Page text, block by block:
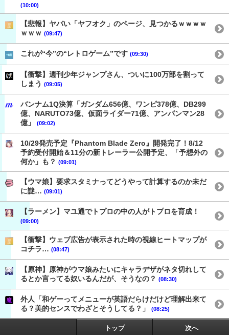
(10:00)
【悲報】ヤバい「ヤフオク」のページ、見つかるｗｗｗｗ
ｗｗｗ (09:47)
これが“今”の“レトロゲーム”です (09:30)
【衝撃】週刊少年ジャンプさん、ついに100万部を割って
しまう (09:05)
バンナム1Q決算「ガンダム656億、ワンピ378億、DB299
億、NARUTO73億、仮面ライダー71億、アンパンマン28
億」
(09:02)
10/29発売予定『Phantom Blade Zero』開発完了！8/12
予約受付開始＆11分の新トレーラー公開予定、「予想外の
何か」も？ (09:01)
【ウマ娘】要求スタミナってどうやって計算するのか未だ
に謎… (09:01)
【ラーメン】マユ通でトプロの中の人がトプロを育成！
(09:00)
【衝撃】ウェブ広告が表示された時の視線ヒートマップが
コチラ… (08:47)
【原神】原神がウマ娘みたいにキャラデザがネタ切れして
るとか言ってる奴いるんだが、そうなの？ (08:30)
外人「和ゲーってメニューが英語だらけだけど理解出来て
る？美的センスでわざとそうしてる？」
(08:25)
トップ 次へ